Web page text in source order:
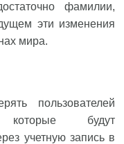
фамилии,
эти изменения
мира.
пользователей
которые будут
учетную запись в